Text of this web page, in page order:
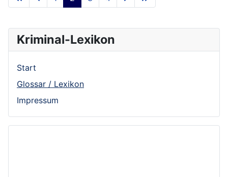
Kriminal-Lexikon
Start
Glossar / Lexikon
Impressum